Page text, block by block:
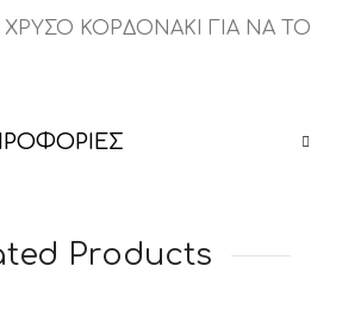
ΧΡΥΣΟ ΚΟΡΔΟΝΑΚΙ ΓΙΑ ΝΑ ΤΟ
Products